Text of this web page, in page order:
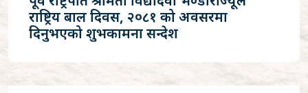
राष्ट्रिय बाल दिवस, २०८१ को अवसरमा
दिनुभएको शुभकामना सन्देश